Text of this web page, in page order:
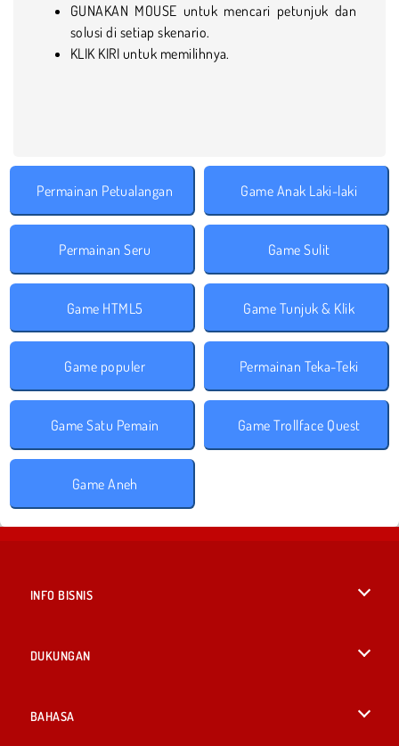
GUNAKAN MOUSE untuk mencari petunjuk dan
solusi di setiap skenario.
KLIK KIRI untuk memilihnya.
Permainan Petualangan Game Anak Laki-laki
Permainan Seru Game Sulit
Game HTML5 Game Tunjuk & Klik
Game populer Permainan Teka-Teki
Game Satu Pemain Game Trollface Quest
Game Aneh
INFO BISNIS
DUKUNGAN
BAHASA